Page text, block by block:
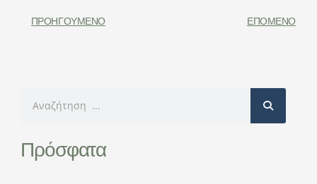
ΠΡΟΗΓΟΎΜΕΝΟ ΕΠΌΜΕΝΟ
Πρόσφατα